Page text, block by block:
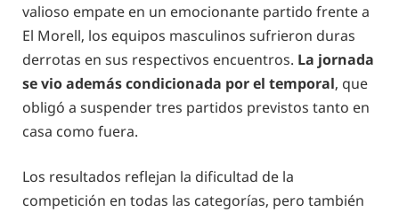
valioso empate en un emocionante partido frente a
El Morell, los equipos masculinos sufrieron duras
derrotas en sus respectivos encuentros. La jornada
se vio además condicionada por el temporal, que
obligó a suspender tres partidos previstos tanto en
casa como fuera.
Los resultados reflejan la dificultad de la
competición en todas las categorías, pero también